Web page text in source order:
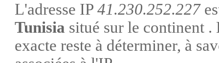
L'adresse IP 41.230.252.227
Tunisia situé sur le continent
exacte reste à déterminer, à